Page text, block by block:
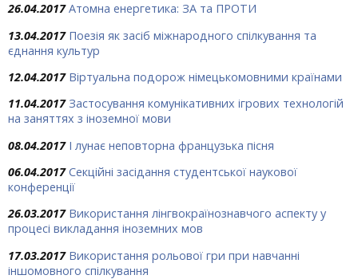
26.04.2017 Атомна енергетика: ЗА та ПРОТИ
13.04.2017 Поезія як засіб міжнародного спілкування та
єднання культур
12.04.2017 Віртуальна подорож німецькомовними країнами
11.04.2017 Застосування комунікативних ігрових технологій
на заняттях з іноземної мови
08.04.2017 І лунає неповторна французька пісня
06.04.2017 Секційні засідання студентської наукової
конференції
26.03.2017 Використання лінгвокраїнознавчого аспекту у
процесі викладання іноземних мов
17.03.2017 Використання рольової гри при навчанні
іншомовного спілкування